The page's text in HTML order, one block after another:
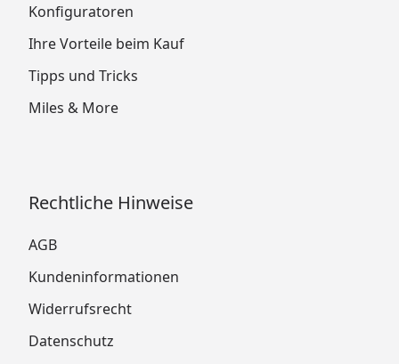
Konfiguratoren
Ihre Vorteile beim Kauf
Tipps und Tricks
Miles & More
Rechtliche Hinweise
AGB
Kundeninformationen
Widerrufsrecht
Datenschutz